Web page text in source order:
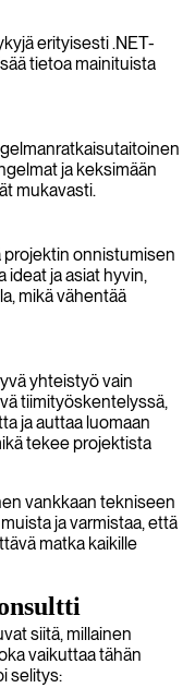
erityisesti .NET-
tietoa mainituista
ja keksimään
mukavasti.
projektin onnistumisen
ideat ja asiat hyvin,
mikä vähentää
yhteistyö vain
tiimityöskentelyssä,
ja auttaa luomaan
tekee projektista
vankkaan tekniseen
ja varmistaa, että
matka kaikille
siitä, millainen
vaikuttaa tähän
selitys: